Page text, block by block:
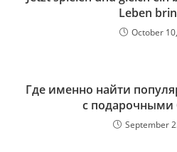
Leben
October
Где именно найти
с подарочными
September